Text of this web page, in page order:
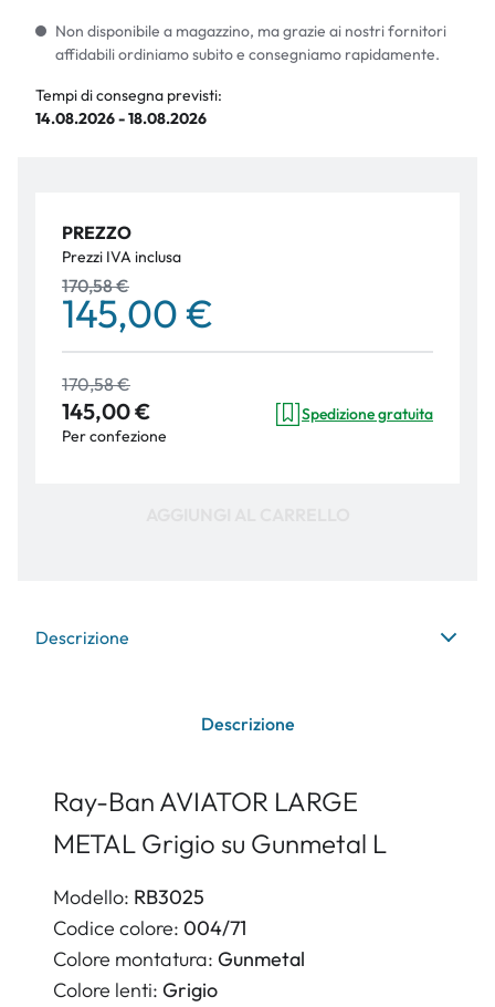
Non disponibile a magazzino, ma grazie ai nostri fornitori
affidabili ordiniamo subito e consegniamo rapidamente.
Tempi di consegna previsti:
14.08.2026 - 18.08.2026
PREZZO
Prezzi IVA inclusa
170,58 €
145,00 €
170,58 €
145,00 €
Per confezione
Spedizione gratuita
Descrizione
Descrizione
Ray-Ban AVIATOR LARGE
METAL Grigio su Gunmetal L
Modello: RB3025
Codice colore: 004/71
Colore montatura: Gunmetal
Colore lenti: Grigio